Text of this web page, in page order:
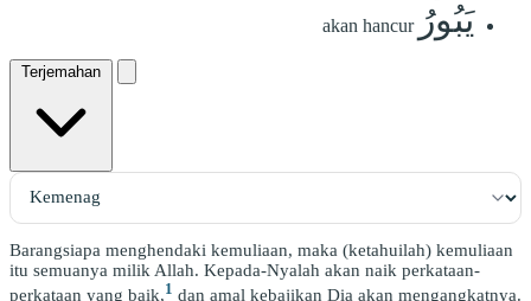
يَبُورُ akan hancur
Terjemahan
Barangsiapa menghendaki kemuliaan, maka (ketahuilah) kemuliaan
itu semuanya milik Allah. Kepada-Nyalah akan naik perkataan-
perkataan yang baik,1 dan amal kebajikan Dia akan mengangkatnya.